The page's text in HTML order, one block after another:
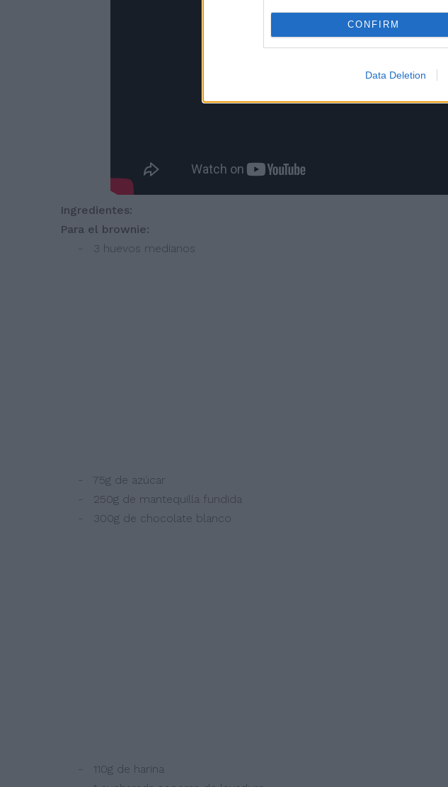
CONFIRM
Data Deletion
Ingredientes:
Para el brownie:
- 3 huevos medianos
- 75g de azúcar
- 250g de mantequilla fundida
- 300g de chocolate blanco
- 110g de harina